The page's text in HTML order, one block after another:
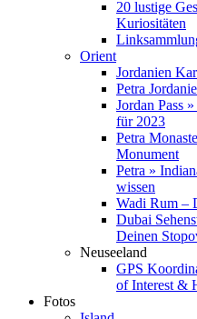
20 lustige
Kuriositäten
Orient
Jordanien
Petra
Jordan Pass
für 2023
Petra
Monument
Petra »
wissen
Wadi Rum –
Dubai
Deinen
Neuseeland
GPS
of Interest &
Fotos